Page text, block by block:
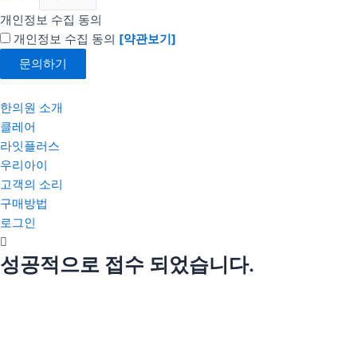
개인정보 수집 동의
개인정보 수집 동의 [약관보기]
문의하기
한의원 소개
클레어
라잇플러스
우리아이
고객의 소리
구매방법
로그인
성공적으로 접수 되었습니다.